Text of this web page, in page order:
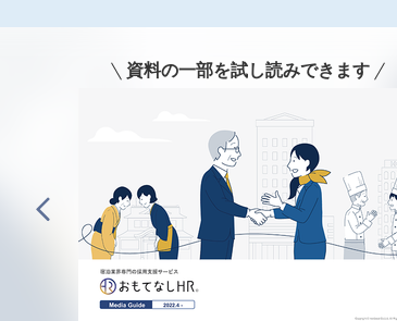
資料の一部を試し読みできます